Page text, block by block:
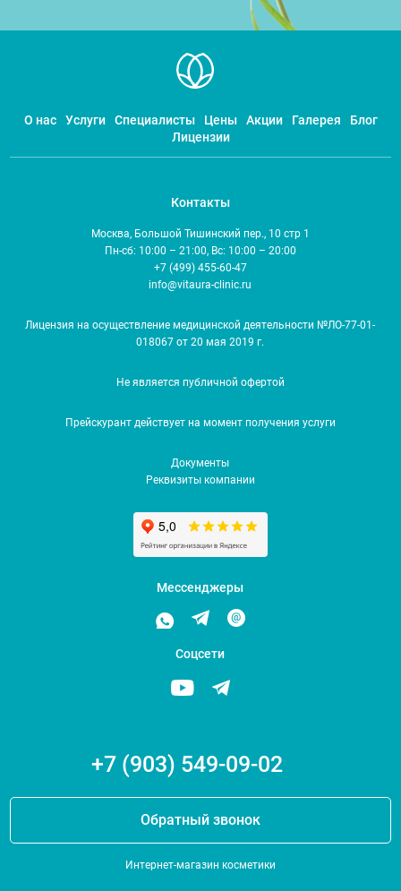
О нас Услуги Специалисты Цены Акции Галерея
Блог
Лицензии
Контакты
Москва, Большой Тишинский пер., 10 стр 1
Пн-сб: 10:00 – 21:00, Вс: 10:00 – 20:00
+7 (499) 455-60-47
info@vitaura-clinic.ru
Лицензия на осуществление медицинской деятельности №ЛО-77-01-
018067 от 20 мая 2019 г.
Не является публичной офертой
Прейскурант действует на момент получения услуги
Документы
Реквизиты компании
Мессенджеры
Соцсети
+7 (903) 549-09-02
Обратный звонок
Интернет-магазин косметики